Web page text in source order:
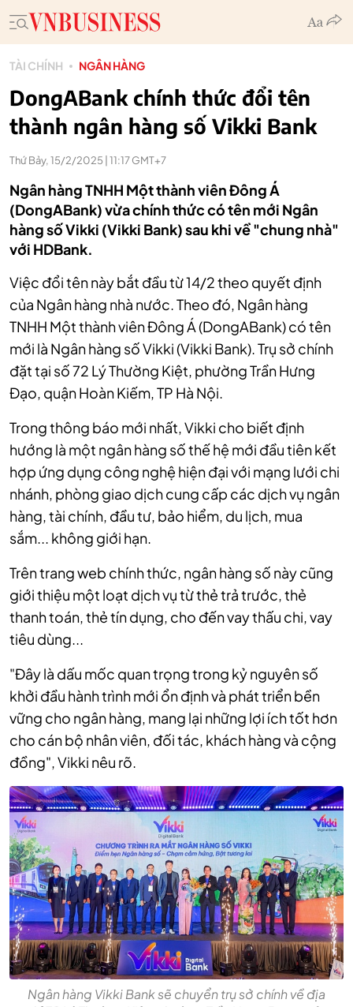
TÀI CHÍNH NGÂN HÀNG
DongABank chính thức đổi tên
thành ngân hàng số Vikki Bank
Thứ Bảy, 15/2/2025 | 11:17 GMT+7
Ngân hàng TNHH Một thành viên Đông Á
(DongABank) vừa chính thức có tên mới Ngân
hàng số Vikki (Vikki Bank) sau khi về "chung nhà"
với HDBank.
Việc đổi tên này bắt đầu từ 14/2 theo quyết định
của Ngân hàng nhà nước. Theo đó, Ngân hàng
TNHH Một thành viên Đông Á (DongABank) có tên
mới là Ngân hàng số Vikki (Vikki Bank). Trụ sở chính
đặt tại số 72 Lý Thường Kiệt, phường Trần Hưng
Đạo, quận Hoàn Kiếm, TP Hà Nội.
Trong thông báo mới nhất, Vikki cho biết định
hướng là một ngân hàng số thế hệ mới đầu tiên kết
hợp ứng dụng công nghệ hiện đại với mạng lưới chi
nhánh, phòng giao dịch cung cấp các dịch vụ ngân
hàng, tài chính, đầu tư, bảo hiểm, du lịch, mua
sắm... không giới hạn.
Trên trang web chính thức, ngân hàng số này cũng
giới thiệu một loạt dịch vụ từ thẻ trả trước, thẻ
thanh toán, thẻ tín dụng, cho đến vay thấu chi, vay
tiêu dùng...
"Đây là dấu mốc quan trọng trong kỷ nguyên số
khởi đầu hành trình mới ổn định và phát triển bền
vững cho ngân hàng, mang lại những lợi ích tốt hơn
cho cán bộ nhân viên, đối tác, khách hàng và cộng
đồng", Vikki nêu rõ.
Ngân hàng Vikki Bank sẽ chuyển trụ sở chính về địa